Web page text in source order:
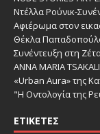
Ντέλλα Ρούνικ-
Αφιέρωμα στον
Θέκλα
Συνέντευξη στη
ANNA MARIA
«Urban Aura» της
"Η Οντολογία της
ΕΤΙΚΈΤΕΣ